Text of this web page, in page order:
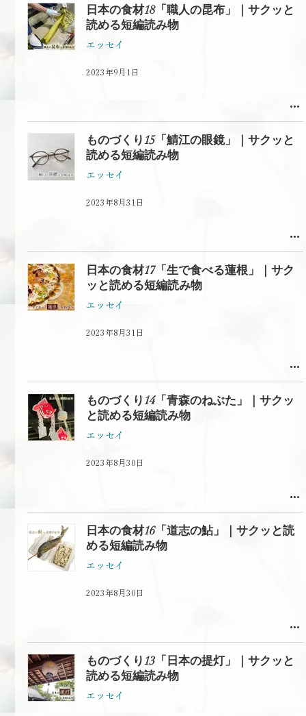
日本の食材18「職人の昆布」｜サクッと
読める短編読み物
エッセイ
2023年9月1日
ものづくり15「鯖江の眼鏡」｜サクッと
読める短編読み物
エッセイ
2023年8月31日
日本の食材17「生で食べる蓮根」｜サク
ッと読める短編読み物
エッセイ
2023年8月31日
ものづくり14「青森のねぶた」｜サクッ
と読める短編読み物
エッセイ
2023年8月30日
日本の食材16「道志の鮎」｜サクッと読
める短編読み物
エッセイ
2023年8月30日
ものづくり13「日本の提灯」｜サクッと
読める短編読み物
エッセイ